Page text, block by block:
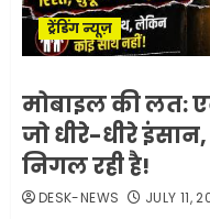
ट्रेंडिंग न्यूज़
मोबाइल की लत:
जो धीरे-धीरे
निगल रही है!
DESK-NEWS JULY 11,